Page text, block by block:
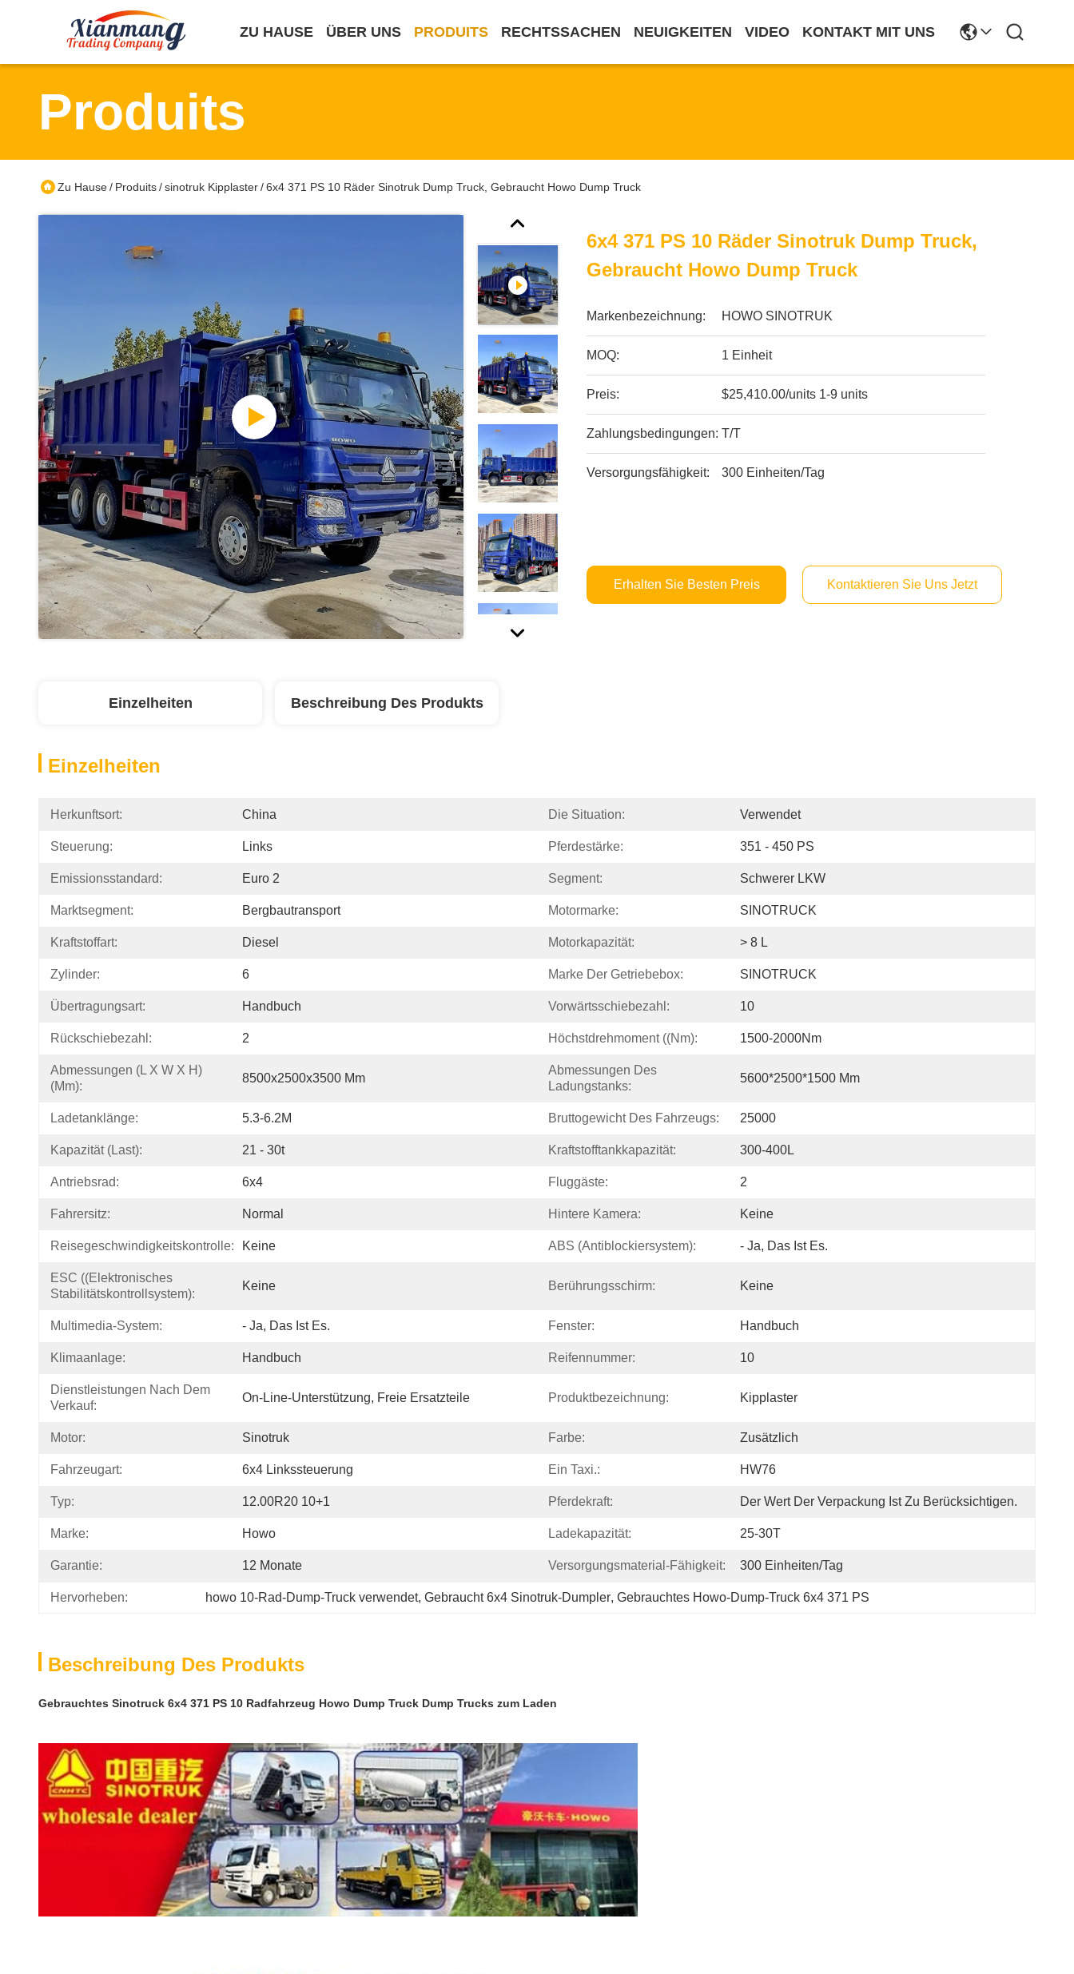
ZU HAUSE ÜBER UNS PRODUITS RECHTSSACHEN NEUIGKEITEN VIDEO KONTAKT MIT UNS
Produits
Zu Hause/ Produits/sinotruk Kipplaster/6x4 371 PS 10 Räder Sinotruk Dump Truck, Gebraucht Howo Dump Truck
6x4 371 PS 10 Räder Sinotruk Dump Truck,
Gebraucht Howo Dump Truck
Markenbezeichnung: HOWO SINOTRUK
MOQ: 1 Einheit
Preis: $25,410.00/units 1-9 units
Zahlungsbedingungen: T/T
Versorgungsfähigkeit: 300 Einheiten/Tag
Erhalten Sie Besten Preis Kontaktieren Sie Uns Jetzt
Einzelheiten Beschreibung Des Produkts
Einzelheiten
Herkunftsort: China Die Situation: Verwendet
Steuerung: Links Pferdestärke: 351 - 450 PS
Emissionsstandard: Euro 2 Segment: Schwerer LKW
Marktsegment: Bergbautransport Motormarke: SINOTRUCK
Kraftstoffart: Diesel Motorkapazität: > 8 L
Zylinder: 6 Marke Der Getriebebox: SINOTRUCK
Übertragungsart: Handbuch Vorwärtsschiebezahl: 10
Rückschiebezahl: 2 Höchstdrehmoment ((Nm): 1500-2000Nm
Abmessungen (L X W X H)
(mm):
8500x2500x3500 Mm
Abmessungen Des
Ladungstanks:
5600*2500*1500 Mm
Ladetanklänge: 5.3-6.2M Bruttogewicht Des Fahrzeugs: 25000
Kapazität (Last): 21 - 30t Kraftstofftankkapazität: 300-400L
Antriebsrad: 6x4 Fluggäste: 2
Fahrersitz: Normal Hintere Kamera: Keine
Reisegeschwindigkeitskontrolle: Keine ABS (Antiblockiersystem): - Ja, Das Ist Es.
ESC ((Elektronisches
Stabilitätskontrollsystem):
Keine Berührungsschirm: Keine
Multimedia-System: - Ja, Das Ist Es. Fenster: Handbuch
Klimaanlage: Handbuch Reifennummer: 10
Dienstleistungen Nach Dem
Verkauf:
On-Line-Unterstützung, Freie Ersatzteile Produktbezeichnung: Kipplaster
Motor: Sinotruk Farbe: Zusätzlich
Fahrzeugart: 6x4 Linkssteuerung Ein Taxi.: HW76
Typ: 12.00R20 10+1 Pferdekraft: Der Wert Der Verpackung Ist Zu Berücksichtigen.
Marke: Howo Ladekapazität: 25-30T
Garantie: 12 Monate Versorgungsmaterial-Fähigkeit: 300 Einheiten/Tag
Hervorheben: howo 10-Rad-Dump-Truck verwendet, Gebraucht 6x4 Sinotruk-Dumpler, Gebrauchtes Howo-Dump-Truck 6x4 371 PS
Beschreibung Des Produkts
Gebrauchtes Sinotruck 6x4 371 PS 10 Radfahrzeug Howo Dump Truck Dump Trucks zum Laden